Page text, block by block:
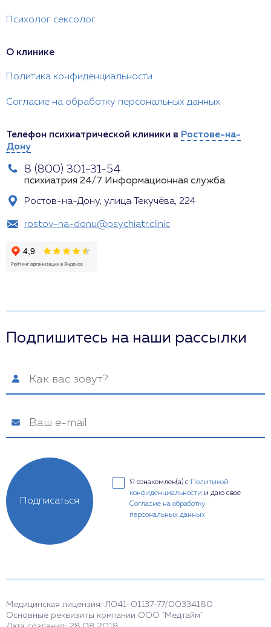
Психолог сексолог
О клинике
Политика конфиденциальности
Согласие на обработку персональных данных
Телефон психиатрической клиники в Ростове-на-
Дону
8 (800) 301-31-54
психиатрия 24/7 Информационная служба
Ростов-на-Дону, улица Текучёва, 224
rostov-na-donu@psychiatr.clinic
Подпишитесь на наши рассылки
Я ознакомлен(а) с
Политикой
конфиденциальности и даю свое
Согласие на обработку
персональных данных
Подписаться
Медицинская лицензия: Л041-01137-77/00334180
Основные реквизиты компании ООО "Медтайм"